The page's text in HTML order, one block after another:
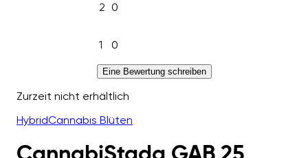
2 0
1 0
Eine Bewertung schreiben
Zurzeit nicht erhältlich
HybridCannabis Blüten